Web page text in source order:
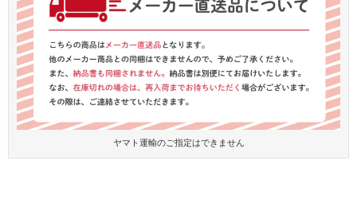
ヤマト運輸のご指定はできません